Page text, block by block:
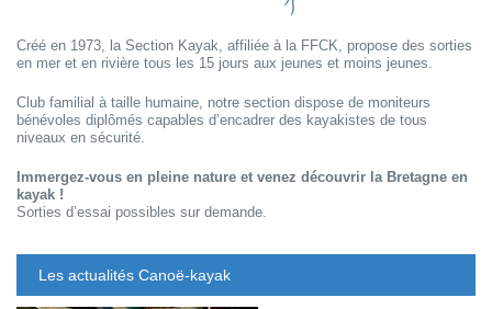
Créé en 1973, la Section Kayak, affiliée à la FFCK, propose des sorties
en mer et en rivière tous les 15 jours aux jeunes et moins jeunes.
Club familial à taille humaine, notre section dispose de moniteurs
bénévoles diplômés capables d’encadrer des kayakistes de tous
niveaux en sécurité.
Immergez-vous en pleine nature et venez découvrir la Bretagne en
kayak !
Sorties d’essai possibles sur demande.
Les actualités Canoë-kayak